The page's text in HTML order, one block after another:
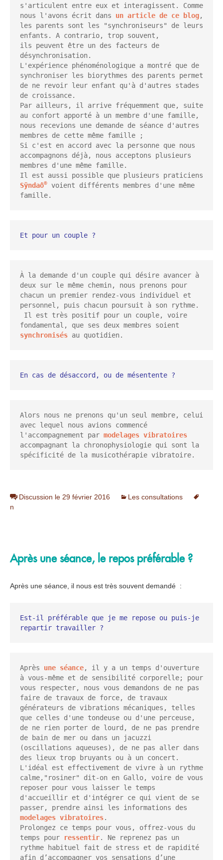
s'articulent entre eux et interagissent. Comme
nous l'avons écrit dans un article de ce blog,
les parents sont les "synchroniseurs" de leurs
enfants. A contrario, trop souvent,
ils peuvent être un des facteurs de
désynchronisation.
L'expérience phénoménologique a montré que de
synchroniser les biorythmes des parents permet
de ne revoir leur enfant qu'à d'autres stades
de croissance.
Par ailleurs, il arrive fréquemment que, suite
au confort apporté à un membre d'une famille,
nous recevions une demande de séance d'autres
membres de cette même famille ;
Si c'est en accord avec la personne que nous
accompagnons déjà, nous acceptons plusieurs
membres d'une même famille.
Sÿndaô®
voient différents membres d'une même
famille.
Et pour un couple ?
À la demande d'un couple qui désire avancer à
deux sur le même chemin, nous prenons pour
chacun un premier rendez-vous individuel et
personnel, puis chacun poursuit à son rythme.
Il est très positif pour un couple, voire
synchronisés au quotidien.
En cas de désaccord, ou de mésentente ?
Alors nous ne prenons qu'un seul membre, celui
avec lequel nous avions commencé
l'accompagnement par modelages vibratoires
accompagnant la chronophysiologie qui sont la
spécificité de la musicothérapie vibratoire.
Discussion le 29 février 2016
Les consultations
n
Après une séance, le repos préférable ?
Après une séance, il nous est très souvent demandé :
Est-il préférable que je me repose ou puis-je
repartir travailler ?
Après une séance, il y a un temps d'ouverture
à vous-même et de sensibilité corporelle; pour
vous respecter, nous vous demandons de ne pas
faire de travaux de force, de travaux
générateurs de vibrations mécaniques, telles
que celles d'une tondeuse ou d'une perceuse,
de ne rien porter de lourd, de ne pas prendre
de bain de mer ou dans un jacuzzi
(oscillations aqueuses), de ne pas aller dans
des lieux trop bruyants ou à un concert.
L'idéal est effectivement de vivre à un rythme
calme,"rosiner" dit-on en Gallo, voire de vous
reposer pour vous laisser le temps
d'accueillir et d'intégrer ce qui vient de se
modelages vibratoires.
Prolongez ce temps pour vous, offrez-vous du
temps pour
ressentir. Ne reprenez pas un
rythme habituel fait de stress et de rapidité
afin d’accompagner vos sensations d’une